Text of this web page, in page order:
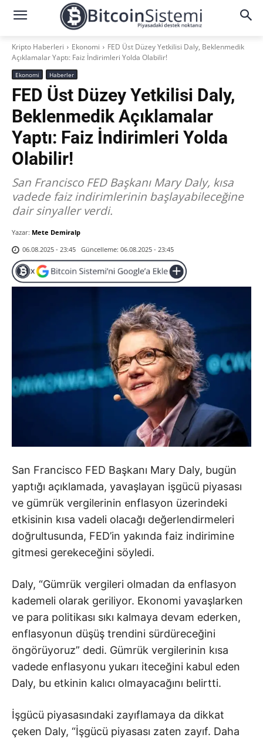
Kripto Haberleri Ekonomi
FED Üst Düzey Yetkilisi Daly, Beklenmedik
Açıklamalar Yaptı: Faiz İndirimleri Yolda Olabilir!
Ekonomi Haberler
FED Üst Düzey Yetkilisi Daly,
Beklenmedik Açıklamalar
Yaptı: Faiz İndirimleri Yolda
Olabilir!
San Francisco FED Başkanı Mary Daly, kısa
vadede faiz indirimlerinin başlayabileceğine
dair sinyaller verdi.
Yazar: Mete Demiralp
06.08.2025 - 23:45 Güncelleme: 06.08.2025 - 23:45
San Francisco FED Başkanı Mary Daly, bugün
yaptığı açıklamada, yavaşlayan işgücü piyasası
ve gümrük vergilerinin enflasyon üzerindeki
etkisinin kısa vadeli olacağı değerlendirmeleri
doğrultusunda, FED’in yakında faiz indirimine
gitmesi gerekeceğini söyledi.
Daly, “Gümrük vergileri olmadan da enflasyon
kademeli olarak geriliyor. Ekonomi yavaşlarken
ve para politikası sıkı kalmaya devam ederken,
enflasyonun düşüş trendini sürdüreceğini
öngörüyoruz” dedi. Gümrük vergilerinin kısa
vadede enflasyonu yukarı iteceğini kabul eden
Daly, bu etkinin kalıcı olmayacağını belirtti.
İşgücü piyasasındaki zayıflamaya da dikkat
çeken Daly, “İşgücü piyasası zaten zayıf. Daha